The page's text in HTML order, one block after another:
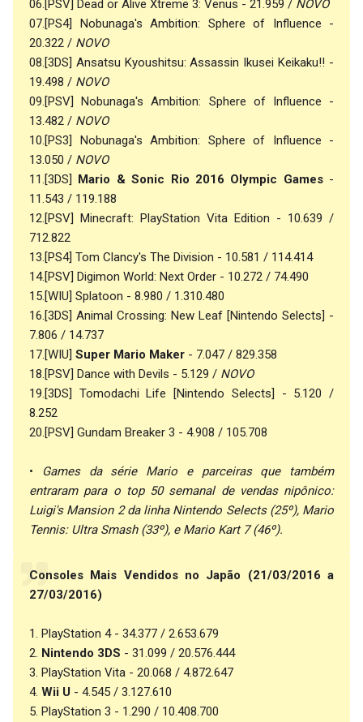
06.[PSV] Dead or Alive Xtreme 3: Venus - 21.959 / NOVO
07.[PS4] Nobunaga's Ambition: Sphere of Influence -
20.322 / NOVO
08.[3DS] Ansatsu Kyoushitsu: Assassin Ikusei Keikaku!! -
19.498 / NOVO
09.[PSV] Nobunaga's Ambition: Sphere of Influence -
13.482 / NOVO
10.[PS3] Nobunaga's Ambition: Sphere of Influence -
13.050 / NOVO
11.[3DS] Mario & Sonic Rio 2016 Olympic Games-
11.543 / 119.188
12.[PSV] Minecraft: PlayStation Vita Edition - 10.639 /
712.822
13.[PS4] Tom Clancy's The Division - 10.581 / 114.414
14.[PSV] Digimon World: Next Order - 10.272 / 74.490
15.[WIU] Splatoon - 8.980 / 1.310.480
16.[3DS] Animal Crossing: New Leaf [Nintendo Selects] -
7.806 / 14.737
17.[WIU] Super Mario Maker - 7.047 / 829.358
18.[PSV] Dance with Devils - 5.129 / NOVO
19.[3DS] Tomodachi Life [Nintendo Selects] - 5.120 /
8.252
20.[PSV] Gundam Breaker 3 - 4.908 / 105.708
•
Games da série Mario e parceiras que também
entraram para o top 50 semanal de vendas nipônico:
Luigi's Mansion 2 da linha Nintendo Selects (25º), Mario
Tennis: Ultra Smash (33º), e Mario Kart 7 (46º).
Consoles Mais Vendidos no Japão (21/03/2016 a
27/03/2016)
1. PlayStation 4 - 34.377 / 2.653.679
2. Nintendo 3DS - 31.099 / 20.576.444
3. PlayStation Vita - 20.068 / 4.872.647
4. Wii U - 4.545 / 3.127.610
5. PlayStation 3 - 1.290 / 10.408.700